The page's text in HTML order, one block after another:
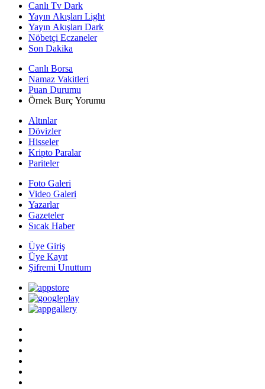
Canlı Tv Dark
Yayın Akışları Light
Yayın Akışları Dark
Nöbetçi Eczaneler
Son Dakika
Canlı Borsa
Namaz Vakitleri
Puan Durumu
Örnek Burç Yorumu
Altınlar
Dövizler
Hisseler
Kripto Paralar
Pariteler
Foto Galeri
Video Galeri
Yazarlar
Gazeteler
Sıcak Haber
Üye Giriş
Üye Kayıt
Şifremi Unuttum